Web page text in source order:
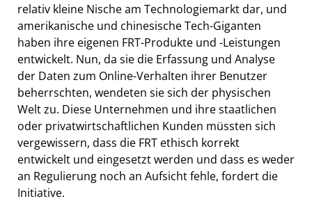
relativ kleine Nische am Technologiemarkt dar, und
amerikanische und chinesische Tech-Giganten
haben ihre eigenen FRT-Produkte und -Leistungen
entwickelt. Nun, da sie die Erfassung und Analyse
der Daten zum Online-Verhalten ihrer Benutzer
beherrschten, wendeten sie sich der physischen
Welt zu. Diese Unternehmen und ihre staatlichen
oder privatwirtschaftlichen Kunden müssten sich
vergewissern, dass die FRT ethisch korrekt
entwickelt und eingesetzt werden und dass es weder
an Regulierung noch an Aufsicht fehle, fordert die
Initiative.